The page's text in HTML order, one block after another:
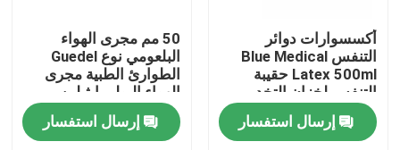
المنزل
أكسسوارات دوائر
التنفس Blue Medical
Latex 500ml حقيبة
التنفس لخزان التخدير
إرسال استفسار
50 مم مجرى الهواء
البلعومي نوع Guedel
الطوارئ الطبية مجرى
الهواء البولي إيثيلين
مجرى الهواء
إرسال استفسار